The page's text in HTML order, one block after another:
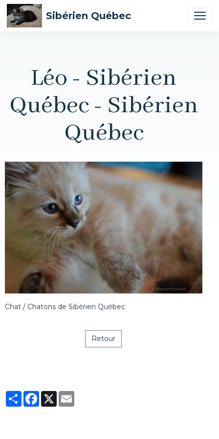
Sibérien Québec
Léo - Sibérien
Québec - Sibérien
Québec
Chat / Chatons de Sibérien Québec
Retour
PartagerFacebook
X